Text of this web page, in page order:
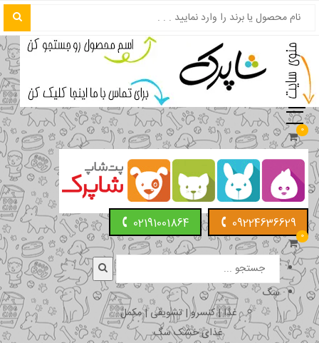
0
09224636629
02191001864
0
سگ
غذا | کنسرو | تشویقی | مکمل
غذای خشک سگ